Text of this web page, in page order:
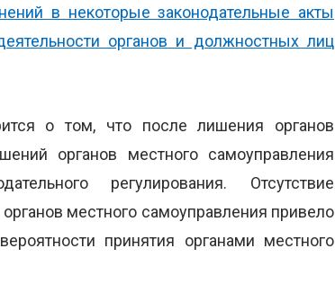
в некоторые законодательные акты
органов и должностных лиц
о том, что после лишения органов
органов местного самоуправления
регулирования. Отсутствие
местного самоуправления привело
принятия органами местного